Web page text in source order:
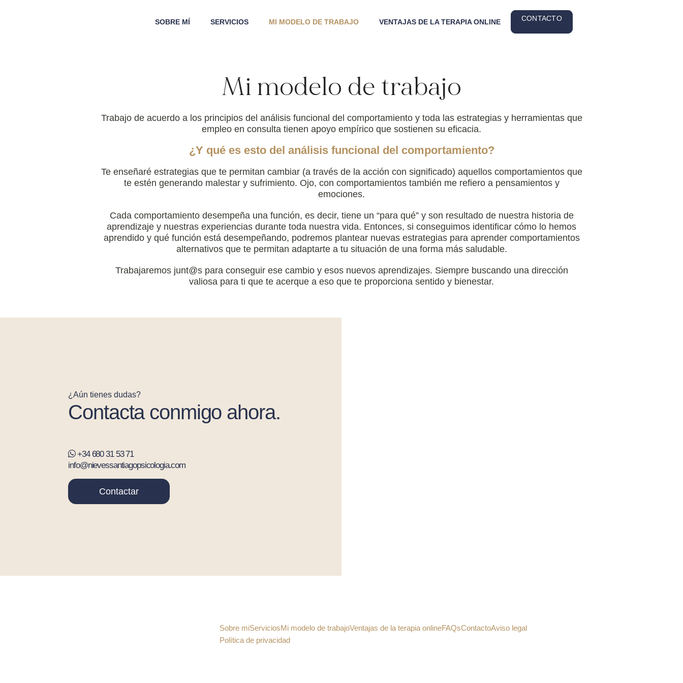
SOBRE MÍ SERVICIOS MI MODELO DE TRABAJO VENTAJAS DE LA TERAPIA ONLINE CONTACTO
Mi modelo de trabajo
Trabajo de acuerdo a los principios del análisis funcional del comportamiento y toda las estrategias y herramientas que
empleo en consulta tienen apoyo empírico que sostienen su eficacia.
¿Y qué es esto del análisis funcional del comportamiento?
Te enseñaré estrategias que te permitan cambiar (a través de la acción con significado) aquellos comportamientos que
te estén generando malestar y sufrimiento. Ojo, con comportamientos también me refiero a pensamientos y
emociones.
Cada comportamiento desempeña una función, es decir, tiene un “para qué” y son resultado de nuestra historia de
aprendizaje y nuestras experiencias durante toda nuestra vida. Entonces, si conseguimos identificar cómo lo hemos
aprendido y qué función está desempeñando, podremos plantear nuevas estrategias para aprender comportamientos
alternativos que te permitan adaptarte a tu situación de una forma más saludable.
Trabajaremos junt@s para conseguir ese cambio y esos nuevos aprendizajes. Siempre buscando una dirección
valiosa para ti que te acerque a eso que te proporciona sentido y bienestar.
¿Aún tienes dudas?
Contacta conmigo ahora.
+34 680 31 53 71
info@nievessantiagopsicologia.com
Contactar
Sobre miServiciosMi modelo de trabajoVentajas de la terapia onlineFAQsContactoAviso legal
Política de privacidad